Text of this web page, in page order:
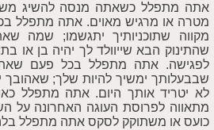
אתה מתפלל כשאתה מנסה להשיג
מטרה או מרגיש מאוים. אתה מתפלל
מקווה שתוכניותיך יתגשמו; שמה
שהתינוק הבא שייוולד לך יהיה בן או
לפגישה. אתה מתפלל בכל פעם
שבבעלותך ימשיך להיות שלך; שאהובך
לא יטריד אותך היום. אתה מתפלל
מתאווה לפרוסת העוגה האחרונה על
כועס או משתוקק לסקס אתה מתפלל